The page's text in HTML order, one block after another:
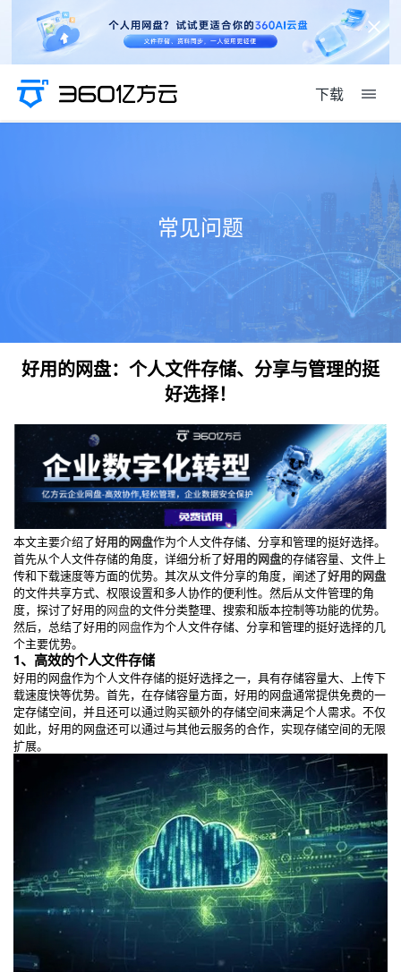
下载
常见问题
好用的网盘：个人文件存储、分享与管理的挺
好选择！
本文主要介绍了好用的网盘作为个人文件存储、分享和管理的挺好选择。
首先从个人文件存储的角度，详细分析了好用的网盘的存储容量、文件上
传和下载速度等方面的优势。其次从文件分享的角度，阐述了好用的网盘
的文件共享方式、权限设置和多人协作的便利性。然后从文件管理的角
度，探讨了好用的网盘的文件分类整理、搜索和版本控制等功能的优势。
然后，总结了好用的网盘作为个人文件存储、分享和管理的挺好选择的几
个主要优势。
1、高效的个人文件存储
好用的网盘作为个人文件存储的挺好选择之一，具有存储容量大、上传下
载速度快等优势。首先，在存储容量方面，好用的网盘通常提供免费的一
定存储空间，并且还可以通过购买额外的存储空间来满足个人需求。不仅
如此，好用的网盘还可以通过与其他云服务的合作，实现存储空间的无限
扩展。